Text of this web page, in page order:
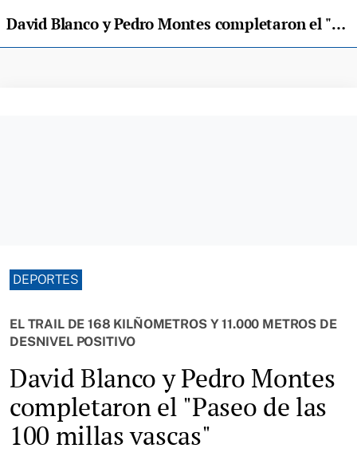
David Blanco y Pedro Montes completaron el "Paseo de las 100 millas vascas"
DEPORTES
EL TRAIL DE 168 KILÑOMETROS Y 11.000 METROS DE
DESNIVEL POSITIVO
David Blanco y Pedro Montes
completaron el "Paseo de las
100 millas vascas"